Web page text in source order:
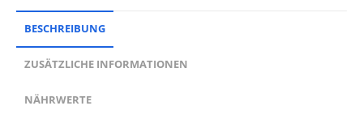
BESCHREIBUNG
ZUSÄTZLICHE INFORMATIONEN
NÄHRWERTE